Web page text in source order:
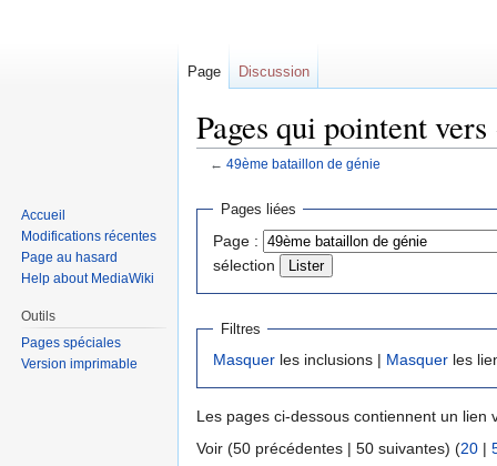
Pages qui pointent
← 49ème bataillon de génie
Sauter
navigation
Sauter
recherche
Pages liées
Page :
sélection
Filtres
Masquer les inclusions | Masquer les
Les pages ci-dessous contiennent un lien
Voir (50 précédentes | 50 suivantes) (20 |
Page Discussion
Accueil
Modifications récentes
Page au hasard
Help about MediaWiki
Outils
Pages spéciales
Version imprimable